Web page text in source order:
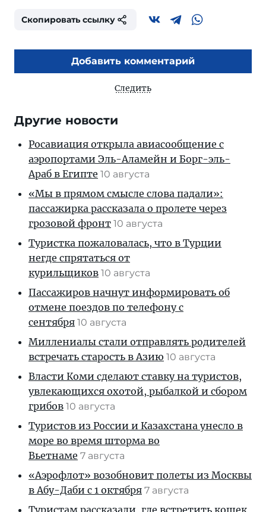
Скопировать ссылку
Добавить комментарий
Следить
Другие новости
Росавиация открыла авиасообщение с
аэропортами Эль-Аламейн и Борг-эль-
Араб в Египте 10 августа
«Мы в прямом смысле слова падали»:
пассажирка рассказала о пролете через
грозовой фронт 10 августа
Туристка пожаловалась, что в Турции
негде спрятаться от
курильщиков 10 августа
Пассажиров начнут информировать об
отмене поездов по телефону с
сентября 10 августа
Миллениалы стали отправлять родителей
встречать старость в Азию 10 августа
Власти Коми сделают ставку на туристов,
увлекающихся охотой, рыбалкой и сбором
грибов 10 августа
Туристов из России и Казахстана унесло в
море во время шторма во
Вьетнаме 7 августа
«Аэрофлот» возобновит полеты из Москвы
в Абу-Даби с 1 октября 7 августа
Туристам рассказали, где встретить кошек